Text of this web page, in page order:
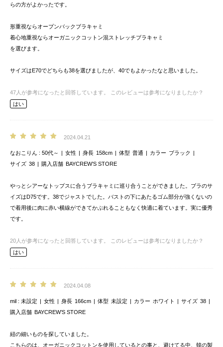
らの方がよかったです。
形重視ならオープンバックブラキャミ
着心地重視ならオーガニックコットン混ストレッチブラキャミ
を選びます。
サイズはE70でどちらも38を選びましたが、40でもよかったなと思いました。
47 人が参考になったと回答しています。
このレビューは参考になりましたか？
はい
2024.04.21
なおこりん 50代～ 女性 身長 158cm 体型 普通 カラー ブラック
サイズ 38 購入店舗 BAYCREW’S STORE
やっとシアーなトップスに合うブラキャミに巡り合うことができました。ブラのサ
イズはD75です。38でジャストでした。バストの下にあたるゴム部分が強くないの
で着用後に肉に赤い横線ができてかぶれることもなく快適に着ています。実に優秀
です。
20 人が参考になったと回答しています。
このレビューは参考になりましたか？
はい
2024.04.08
mil 未設定 女性 身長 166cm 体型 未設定 カラー ホワイト サイズ 38
購入店舗 BAYCREW’S STORE
紐の細いものを探していました。
こちらのは、オーガニックコットンを使用しているとの事と、避けてる中、韓の製